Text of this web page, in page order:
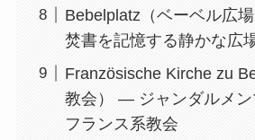
Bebelplatz（ベーベル広
焚書を記憶する静かな広
Französische Kirche zu
教会） — ジャンダルメン
フランス系教会